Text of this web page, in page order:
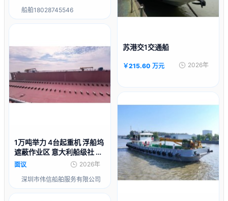
船舶18028745546
1万吨举力 4台起重机 浮船坞
遮蔽作业区 意大利船级社 RI
NA 出售2026年造
面议 2026年
深圳市伟信船舶服务有限公司
苏港交1交通船
￥215.60 万元 2026年